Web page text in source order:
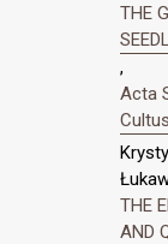
THE
,
Acta
THE
AND